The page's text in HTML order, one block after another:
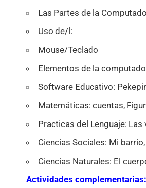
Las Partes de la
Uso de/l:
Mouse/Teclado
Elementos de la
Software Educativo:
Matemáticas: cuentas,
Practicas del Lenguaje:
Ciencias Sociales: Mi
Ciencias Naturales: El
Actividades complementarias: